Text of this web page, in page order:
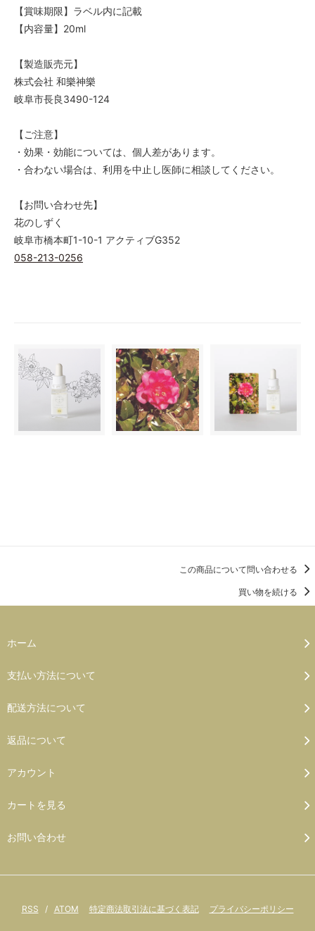
【賞味期限】ラベル内に記載
【内容量】20ml
【製造販売元】
株式会社 和樂神樂
岐阜市長良3490-124
【ご注意】
・効果・効能については、個人差があります。
・合わない場合は、利用を中止し医師に相談してください。
【お問い合わせ先】
花のしずく
岐阜市橋本町1-10-1 アクティブG352
058-213-0256
この商品について問い合わせる
買い物を続ける
ホーム
支払い方法について
配送方法について
返品について
アカウント
カートを見る
お問い合わせ
RSS / ATOM 特定商法取引法に基づく表記 プライバシーポリシー